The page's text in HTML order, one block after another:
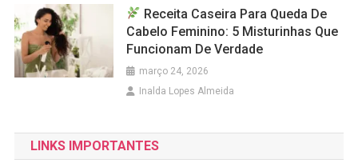
Receita Caseira Para Queda De
Cabelo Feminino: 5 Misturinhas Que
Funcionam De Verdade
março 24, 2026
Inalda Lopes Almeida
LINKS IMPORTANTES